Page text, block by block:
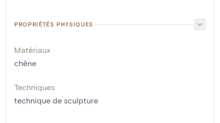
PROPRIÉTÉS PHYSIQUES
Matériaux
chêne
Techniques
technique de sculpture